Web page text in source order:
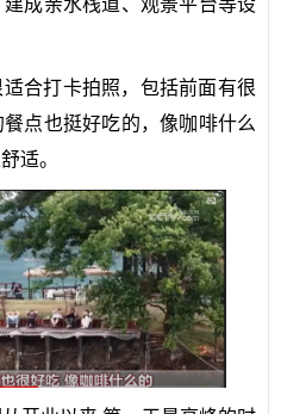
合打卡拍照，包括前面有很
点也挺好吃的，像咖啡什么
适。